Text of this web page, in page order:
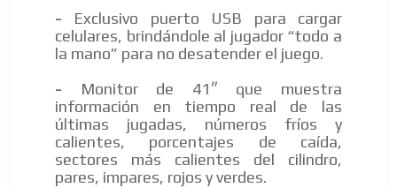
- Exclusivo puerto USB para cargar
celulares, brindándole al jugador “todo a
la mano” para no desatender el juego.
- Monitor de 41″ que muestra
información en tiempo real de las
últimas jugadas, números fríos y
calientes, porcentajes de caída,
sectores más calientes del cilindro,
pares, impares, rojos y verdes.